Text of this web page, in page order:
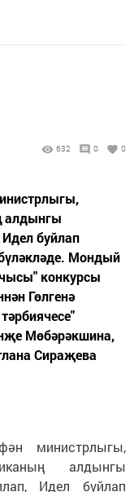
632 0 0
алдынгы
буйлап
Мондый
конкурсы
Гөлгенә
Мөбәрәкшина,
Сираҗева
министрлыгы,
алдынгы
Идел буйлап